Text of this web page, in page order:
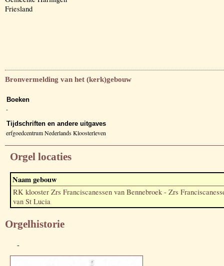
Friesland
Bronvermelding van het (kerk)gebouw
Boeken
-
Tijdschriften en andere uitgaves
erfgoedcentrum Nederlands Kloosterleven
Orgel locaties
Naam gebouw
RK klooster Zrs Franciscanessen van Bennebroek - Zrs
van St Lucia
Orgelhistorie
-